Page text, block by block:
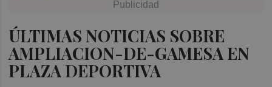
ÚLTIMAS NOTICIAS SOBRE
AMPLIACION-DE-GAMESA EN
PLAZA DEPORTIVA